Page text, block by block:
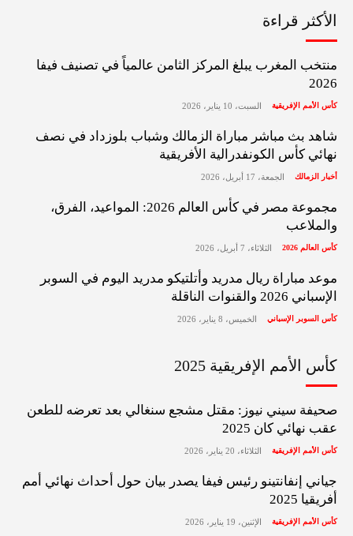
الأكثر قراءة
منتخب المغرب يبلغ المركز الثامن عالمياً في تصنيف فيفا
2026
كأس الأمم الإفريقية السبت، 10 يناير، 2026
شاهد بث مباشر مباراة الزمالك وشباب بلوزداد في نصف
نهائي كأس الكونفدرالية الأفريقية
أخبار الزمالك الجمعة، 17 أبريل، 2026
مجموعة مصر في كأس العالم 2026: المواعيد، الفرق،
والملاعب
كأس العالم 2026 الثلاثاء، 7 أبريل، 2026
موعد مباراة ريال مدريد وأتلتيكو مدريد اليوم في السوبر
الإسباني 2026 والقنوات الناقلة
كأس السوبر الإسباني الخميس، 8 يناير، 2026
كأس الأمم الإفريقية 2025
صحيفة سيني نيوز: مقتل مشجع سنغالي بعد تعرضه للطعن
عقب نهائي كان 2025
كأس الأمم الإفريقية الثلاثاء، 20 يناير، 2026
جياني إنفانتينو رئيس فيفا يصدر بيان حول أحداث نهائي أمم
أفريقيا 2025
كأس الأمم الإفريقية الإثنين، 19 يناير، 2026